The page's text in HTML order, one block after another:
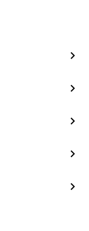
chevron_right
chevron_right
chevron_right
chevron_right
chevron_right